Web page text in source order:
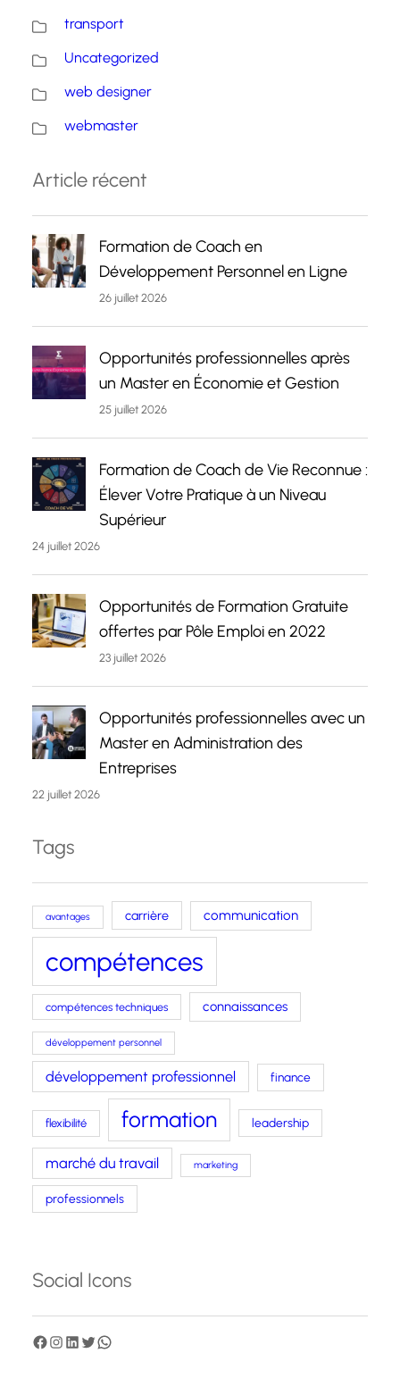
transport
Uncategorized
web designer
webmaster
Article récent
Formation de Coach en
Développement Personnel en Ligne
26 juillet 2026
Opportunités professionnelles après
un Master en Économie et Gestion
25 juillet 2026
Formation de Coach de Vie Reconnue :
Élever Votre Pratique à un Niveau
Supérieur
24 juillet 2026
Opportunités de Formation Gratuite
offertes par Pôle Emploi en 2022
23 juillet 2026
Opportunités professionnelles avec un
Master en Administration des
Entreprises
22 juillet 2026
Tags
avantages carrière communication
compétences
compétences techniques connaissances
développement personnel
développement professionnel finance
flexibilité formation leadership
marché du travail marketing
professionnels
Social Icons
F I
L T W